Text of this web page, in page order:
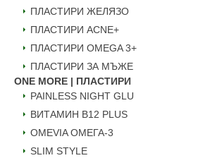
ПЛАСТИРИ ЖЕЛЯЗО
ПЛАСТИРИ ACNE+
ПЛАСТИРИ OMEGA 3+
ПЛАСТИРИ ЗА МЪЖЕ
ONE MORE | ПЛАСТИРИ
PAINLESS NIGHT GLU
ВИТАМИН B12 PLUS
ОMEVIA ОМЕГА-3
SLIM STYLE